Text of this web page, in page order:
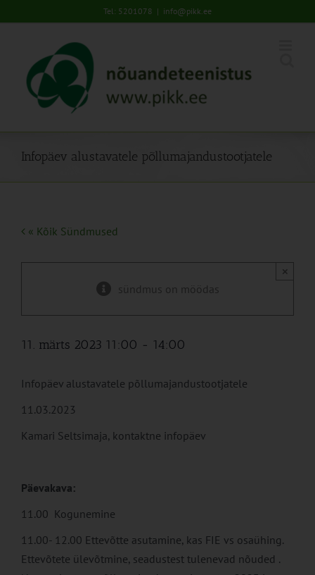
to
Tel: 5201078 | info@pikk.ee
Infopäev alustavatele põllumajandustootjatele
« Kõik Sündmused
sündmus on möödas
×
11. märts 2023 11:00 - 14:00
Infopäev alustavatele põllumajandustootjatele
11.03.2023
Kamari Seltsimaja, kontaktne infopäev
Päevakava:
11.00 Kogunemine
11.00- 12.00 Ettevõtte asutamine, kas FIE vs osaühing.
Ettevõtete ülevõtmine, seadustest tulenevad nõuded .